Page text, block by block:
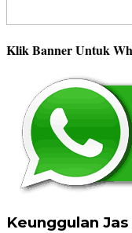
Klik Banner Untuk
Keunggulan